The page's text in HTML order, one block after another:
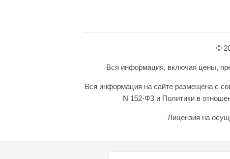
©
Вся информация, включая цены,
Вся информация на сайте размещена с
N 152-ФЗ и Политики в
Лицензия на